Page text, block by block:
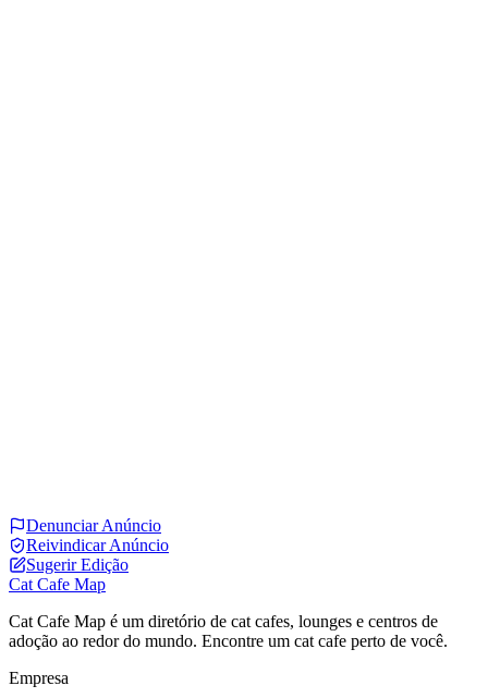
Denunciar Anúncio
Reivindicar Anúncio
Sugerir Edição
Cat Cafe Map
Cat Cafe Map é um diretório de cat cafes, lounges e centros de
adoção ao redor do mundo. Encontre um cat cafe perto de você.
Empresa